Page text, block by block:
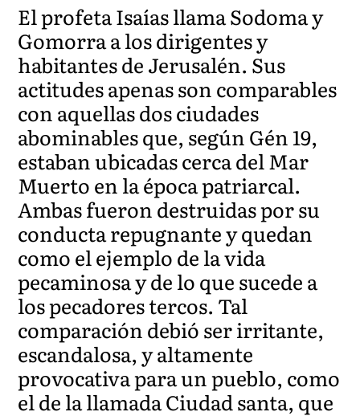
El profeta Isaías llama Sodoma y
Gomorra a los dirigentes y
habitantes de Jerusalén. Sus
actitudes apenas son comparables
con aquellas dos ciudades
abominables que, según Gén 19,
estaban ubicadas cerca del Mar
Muerto en la época patriarcal.
Ambas fueron destruidas por su
conducta repugnante y quedan
como el ejemplo de la vida
pecaminosa y de lo que sucede a
los pecadores tercos. Tal
comparación debió ser irritante,
escandalosa, y altamente
provocativa para un pueblo, como
el de la llamada Ciudad santa, que